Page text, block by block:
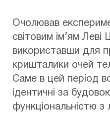
Очолював
світовим ім’ям Леві
використавши для
кришталики очей
Саме в цей період
ідентичні за
функціональністю